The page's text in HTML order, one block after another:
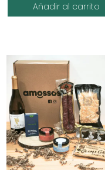
Añadir al carrito